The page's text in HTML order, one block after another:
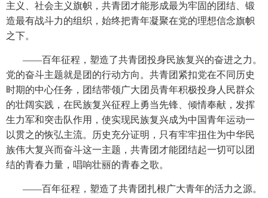
主义、社会主义旗帜，共青团才能形成最为牢固的团结、锻
造最有战斗力的组织，始终把青年凝聚在党的理想信念旗帜
之下。
——百年征程，塑造了共青团投身民族复兴的奋进之力。
党的奋斗主题就是团的行动方向。共青团紧扣党在不同历史
时期的中心任务，团结带领广大团员青年积极投身人民群众
的壮阔实践，在民族复兴征程上勇当先锋、倾情奉献，发挥
生力军和突击队作用，使实现民族复兴成为中国青年运动一
以贯之的恢弘主流。历史充分证明，只有牢牢扭住为中华民
族伟大复兴而奋斗这一主题，共青团才能团结起一切可以团
结的青春力量，唱响壮丽的青春之歌。
——百年征程，塑造了共青团扎根广大青年的活力之源。